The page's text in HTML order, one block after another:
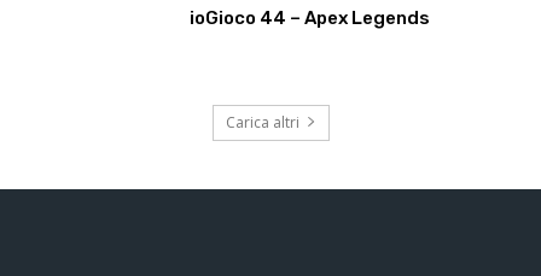
ioGioco 44 – Apex Legends
Carica altri